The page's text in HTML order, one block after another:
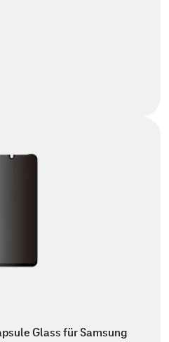
Glass für Samsung